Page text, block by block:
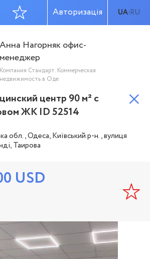
UA|RU
Авторизація
Анна Нагорняк офис-
менеджер
Компания Стандарт. Коммерческая
недвижимость в Оде
центр 90 м² с
ЖК ID 52514
обл., Одеса, Київський р-н., вулиця
Таирова
USD